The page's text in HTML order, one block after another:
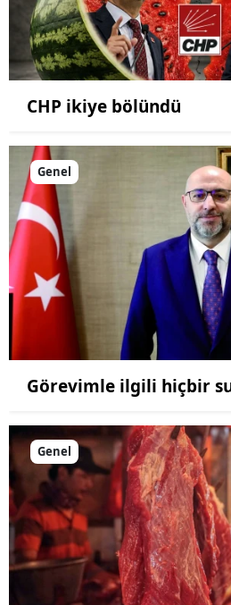
CHP ikiye bölündü
Genel
Görevimle ilgili hiçbir
Genel